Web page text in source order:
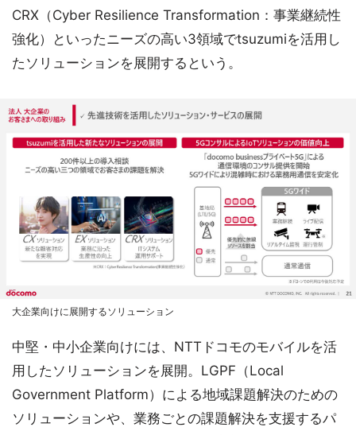
CRX（Cyber Resilience Transformation：事業継続性
強化）といったニーズの高い3領域でtsuzumiを活用し
たソリューションを展開するという。
大企業向けに展開するソリューション
中堅・中小企業向けには、NTTドコモのモバイルを活
用したソリューションを展開。LGPF（Local
Government Platform）による地域課題解決のための
ソリューションや、業務ごとの課題解決を支援するパ